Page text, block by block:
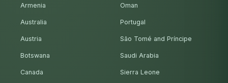
Armenia
Australia
Austria
Botswana
Canada
Oman
Portugal
São Tomé and Príncipe
Saudi Arabia
Sierra Leone